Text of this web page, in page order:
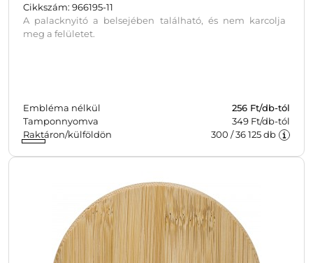
Cikkszám: 966195-11
A palacknyitó a belsejében található, és nem karcolja
meg a felületet.
Embléma nélkül 256 Ft/db-tól
Tamponnyomva
349 Ft/db-tól
Raktáron/külföldön
300 /36 125db